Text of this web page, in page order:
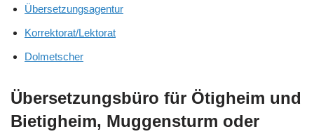
Übersetzungsagentur
Korrektorat/Lektorat
Dolmetscher
Übersetzungsbüro für Ötigheim und
Bietigheim, Muggensturm oder